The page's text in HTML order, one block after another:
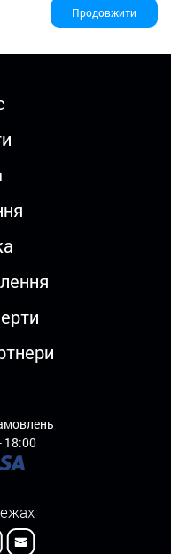
Продовжити
18:00